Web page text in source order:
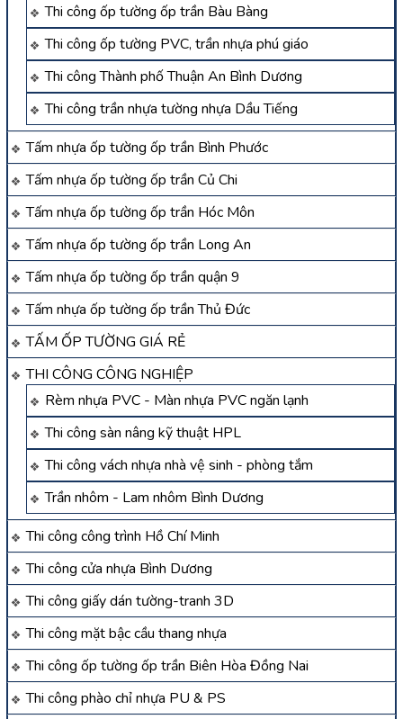
Thi công ốp tường ốp trần Bàu Bàng
Thi công ốp tường PVC, trần nhựa phú giáo
Thi công Thành phố Thuận An Bình Dương
Thi công trần nhựa tường nhựa Dầu Tiếng
Tấm nhựa ốp tường ốp trần Bình Phước
Tấm nhựa ốp tường ốp trần Củ Chi
Tấm nhựa ốp tường ốp trần Hóc Môn
Tấm nhựa ốp tường ốp trần Long An
Tấm nhựa ốp tường ốp trần quận 9
Tấm nhựa ốp tường ốp trần Thủ Đức
TẤM ỐP TƯỜNG GIÁ RẺ
THI CÔNG CÔNG NGHIỆP
Rèm nhựa PVC - Màn nhựa PVC ngăn lạnh
Thi công sàn nâng kỹ thuật HPL
Thi công vách nhựa nhà vệ sinh - phòng tắm
Trần nhôm - Lam nhôm Bình Dương
Thi công công trình Hồ Chí Minh
Thi công cửa nhựa Bình Dương
Thi công giấy dán tường-tranh 3D
Thi công mặt bậc cầu thang nhựa
Thi công ốp tường ốp trần Biên Hòa Đồng Nai
Thi công phào chỉ nhựa PU & PS